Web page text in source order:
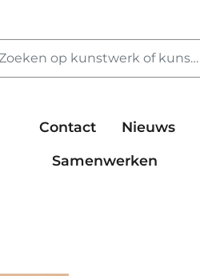
Contact Nieuws
Samenwerken